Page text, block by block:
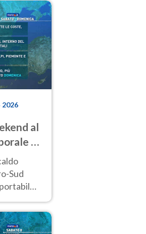
2026
al
e
Sud
Sud